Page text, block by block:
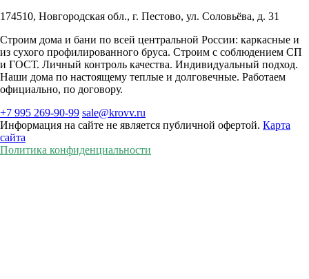
174510, Новгородская обл., г. Пестово, ул. Соловьёва, д. 31
Строим дома и бани по всей центральной России: каркасные и
из сухого профилированного бруса. Строим с соблюдением СП
и ГОСТ. Личный контроль качества. Индивидуальный подход.
Наши дома по настоящему теплые и долговечные. Работаем
официально, по договору.
+7 995 269-90-99 sale@krovv.ru
Информация на сайте не является публичной офертой. Карта
сайта
Политика конфиденциальности